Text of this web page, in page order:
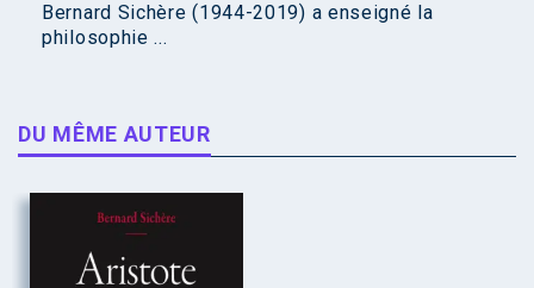
Bernard Sichère (1944-2019) a enseigné la
philosophie ...
DU MÊME AUTEUR